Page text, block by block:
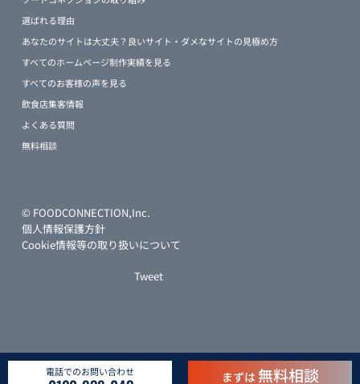
選ばれる理由
あなたのサイトは大丈夫？良いサイト・ダメなサイトの見極め方
すべてのホームページ制作実績を見る
すべてのお客様の声を見る
飲食店集客情報
よくある質問
無料相談
© FOODCONNECTION,Inc.
個人情報保護方針
Cookie情報等の取り扱いについて
Tweet
電話でのお問い合わせ まずは 無料相談